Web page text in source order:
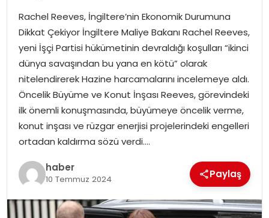
MAGAZIN
SPOR
EĞITIM
OTOMOBIL
TEKNOLOJI
EKONOMI
Rachel Reeves, İngiltere’nin Ekonomik Durumuna
Dikkat Çekiyor İngiltere Maliye Bakanı Rachel Reeves,
yeni İşçi Partisi hükümetinin devraldığı koşulları “ikinci
dünya savaşından bu yana en kötü” olarak
nitelendirerek Hazine harcamalarını incelemeye aldı.
Öncelik Büyüme ve Konut İnşası Reeves, görevindeki
ilk önemli konuşmasında, büyümeye öncelik verme,
konut inşası ve rüzgar enerjisi projelerindeki engelleri
ortadan kaldırma sözü verdi….
haber
10 Temmuz 2024 Paylaş